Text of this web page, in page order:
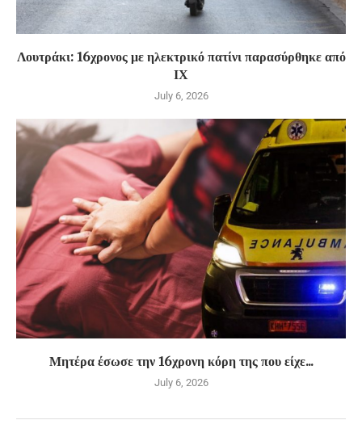
Λουτράκι: 16χρονος με ηλεκτρικό πατίνι παρασύρθηκε από
ΙΧ
July 6, 2026
Μητέρα έσωσε την 16χρονη κόρη της που είχε...
July 6, 2026